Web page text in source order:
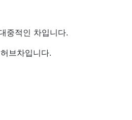
중적인 차입니다.
브차입니다.